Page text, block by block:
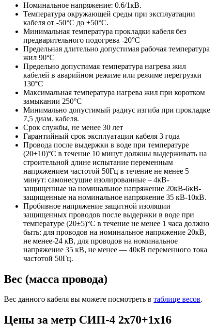
Номинальное напряжение: 0.6/1кВ.
Температура окружающей среды при эксплуатации
кабеля от -50°С до +50°С.
Минимальная температура прокладки кабеля без
предварительного подогрева -20°С
Предельная длительно допустимая рабочая температура
жил 90°С
Предельно допустимая температура нагрева жил
кабелей в аварийном режиме или режиме перегрузки
130°С
Максимальная температура нагрева жил при коротком
замыкании 250°С
Минимально допустимый радиус изгиба при прокладке
7,5 диам. кабеля.
Срок службы, не менее 30 лет
Гарантийный срок эксплуатации кабеля 3 года
Провода после выдержки в воде при температуре
(20±10)°C в течение 10 минут должны выдерживать на
строительной длине испытание переменным
напряжением частотой 50Гц в течение не менее 5
минут: самонесущие изолированные – 4кВ-
защищенные на номинальное напряжение 20кВ-6кВ-
защищенные на номинальное напряжение 35 кВ-10кВ.
Пробивное напряжение защитной изоляции
защищенных проводов после выдержки в воде при
температуре (20±5)°С в течение не менее 1 часа должно
быть: для проводов на номинальное напряжение 20кВ,
не менее-24 кВ, для проводов на номинальное
напряжение 35 кВ, не менее — 40кВ переменного тока
частотой 50Гц.
Вес (масса провода)
Вес данного кабеля вы можете посмотреть в таблице весов.
Цены за метр СИП-4 2х70+1х16